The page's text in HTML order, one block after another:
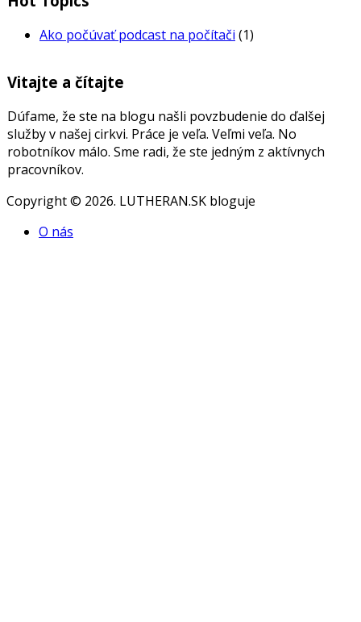
Ako počúvať podcast na počítači (1)
Vitajte a čítajte
Dúfame, že ste na blogu našli povzbudenie do ďalšej
služby v našej cirkvi. Práce je veľa. Veľmi veľa. No
robotníkov málo. Sme radi, že ste jedným z aktívnych
pracovníkov.
Copyright © 2026. LUTHERAN.SK bloguje
O nás